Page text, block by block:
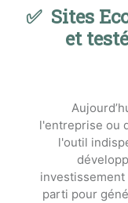
✅ Sites
et
l'entreprise ou
l'outil
parti pour